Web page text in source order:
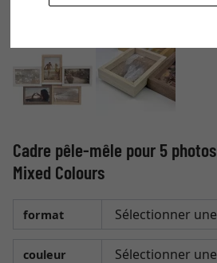
Cadre pêle-mêle pour 5 photos
Mixed Colours
format
couleur